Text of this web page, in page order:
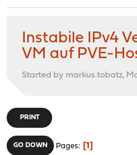
Instabile IPv4
VM auf PVE-
Started by markus.tobatz,
PRINT
GO DOWN Pages 1